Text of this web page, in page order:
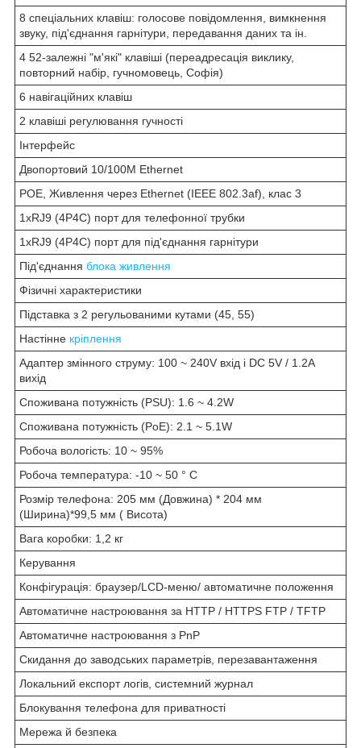
8 спеціальних клавіш: голосове повідомлення, вимкнення
звуку, під'єднання гарнітури, передавання даних та ін.
4 52-залежні "м'які" клавіші (переадресація виклику,
повторний набір, гучномовець, Софія)
6 навігаційних клавіш
2 клавіші регулювання гучності
Інтерфейс
Двопортовий 10/100M Ethernet
POE, Живлення через Ethernet (IEEE 802.3af), клас 3
1xRJ9 (4P4C) порт для телефонної трубки
1xRJ9 (4P4C) порт для під'єднання гарнітури
Під'єднання блока живлення
Фізичні характеристики
Підставка з 2 регульованими кутами (45, 55)
Настінне кріплення
Адаптер змінного струму: 100 ~ 240V вхід і DC 5V / 1.2A
вихід
Споживана потужність (PSU): 1.6 ~ 4.2W
Споживана потужність (PoE): 2.1 ~ 5.1W
Робоча вологість: 10 ~ 95%
Робоча температура: -10 ~ 50 ° C
Розмір телефона: 205 мм (Довжина) * 204 мм
(Ширина)*99,5 мм ( Висота)
Вага коробки: 1,2 кг
Керування
Конфігурація: браузер/LCD-меню/ автоматичне положення
Автоматичне настроювання за HTTP / HTTPS FTP / TFTP
Автоматичне настроювання з PnP
Скидання до заводських параметрів, перезавантаження
Локальний експорт логів, системний журнал
Блокування телефона для приватності
Мережа й безпека